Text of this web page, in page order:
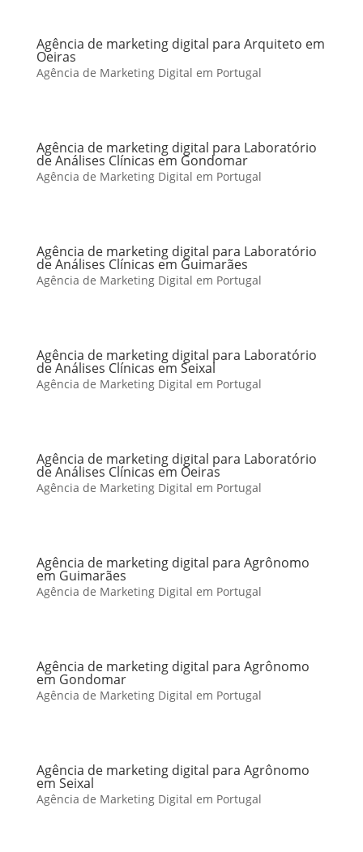
Agência de marketing digital para Arquiteto em
Oeiras
Agência de Marketing Digital em Portugal
Agência de marketing digital para Laboratório
de Análises Clínicas em Gondomar
Agência de Marketing Digital em Portugal
Agência de marketing digital para Laboratório
de Análises Clínicas em Guimarães
Agência de Marketing Digital em Portugal
Agência de marketing digital para Laboratório
de Análises Clínicas em Seixal
Agência de Marketing Digital em Portugal
Agência de marketing digital para Laboratório
de Análises Clínicas em Oeiras
Agência de Marketing Digital em Portugal
Agência de marketing digital para Agrônomo
em Guimarães
Agência de Marketing Digital em Portugal
Agência de marketing digital para Agrônomo
em Gondomar
Agência de Marketing Digital em Portugal
Agência de marketing digital para Agrônomo
em Seixal
Agência de Marketing Digital em Portugal